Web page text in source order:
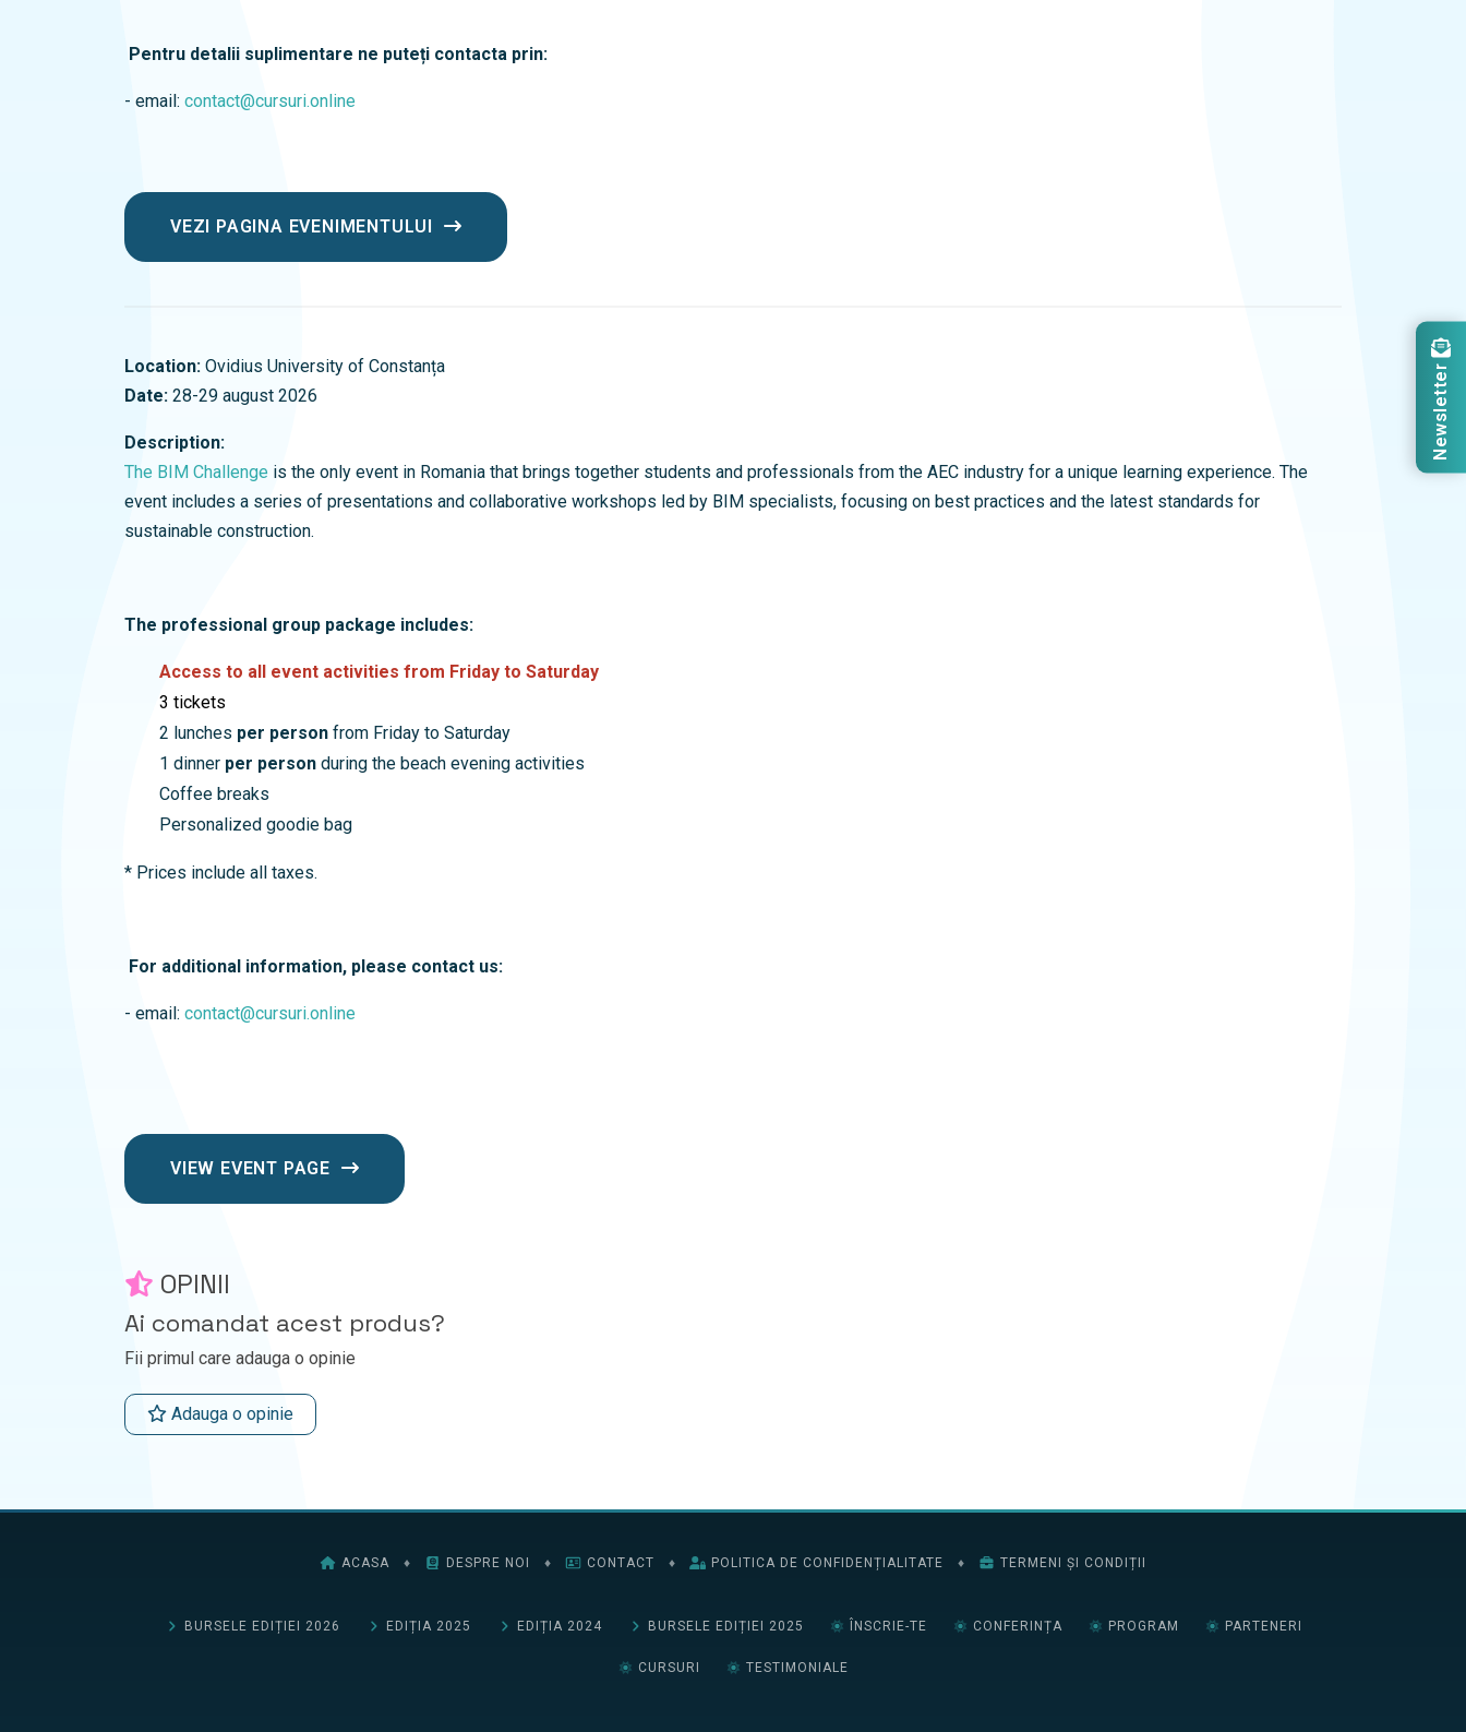
Pentru detalii suplimentare ne puteți contacta prin:
- email: contact@cursuri.online
VEZI PAGINA EVENIMENTULUI
Location: Ovidius University of Constanța
Date: 28-29 august 2026
Description:
The BIM Challenge is the only event in Romania that brings together students and professionals from the AEC industry for a unique learning experience. The
event includes a series of presentations and collaborative workshops led by BIM specialists, focusing on best practices and the latest standards for
sustainable construction.
The professional group package includes:
Access to all event activities from Friday to Saturday
3 tickets
2 lunches per person from Friday to Saturday
1 dinner per person during the beach evening activities
Coffee breaks
Personalized goodie bag
* Prices include all taxes.
For additional information, please contact us:
- email: contact@cursuri.online
VIEW EVENT PAGE
OPINII
Ai comandat acest produs?
Fii primul care adauga o opinie
Adauga o opinie
ACASA ♦ DESPRE NOI ♦ CONTACT ♦ POLITICA DE CONFIDENȚIALITATE ♦ TERMENI ȘI CONDIȚII
BURSELE EDIȚIEI 2026 EDIȚIA 2025 EDIȚIA 2024 BURSELE EDIȚIEI 2025 ÎNSCRIE-TE CONFERINȚA PROGRAM PARTENERI
CURSURI TESTIMONIALE
Newsletter